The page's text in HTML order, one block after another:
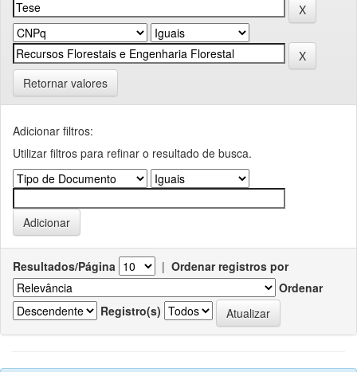
Retornar valores
Adicionar filtros:
Utilizar filtros para refinar o resultado de busca.
Resultados/Página | Ordenar registros por
Ordenar
Registro(s)